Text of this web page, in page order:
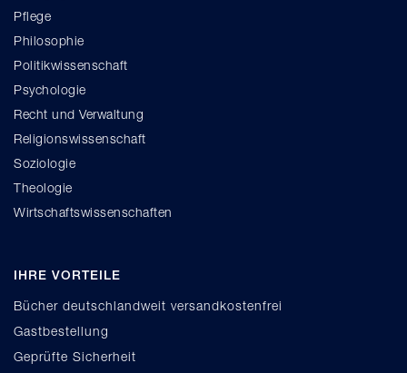
Pflege
Philosophie
Politikwissenschaft
Psychologie
Recht und Verwaltung
Religionswissenschaft
Soziologie
Theologie
Wirtschaftswissenschaften
IHRE VORTEILE
Bücher deutschlandweit versandkostenfrei
Gastbestellung
Geprüfte Sicherheit